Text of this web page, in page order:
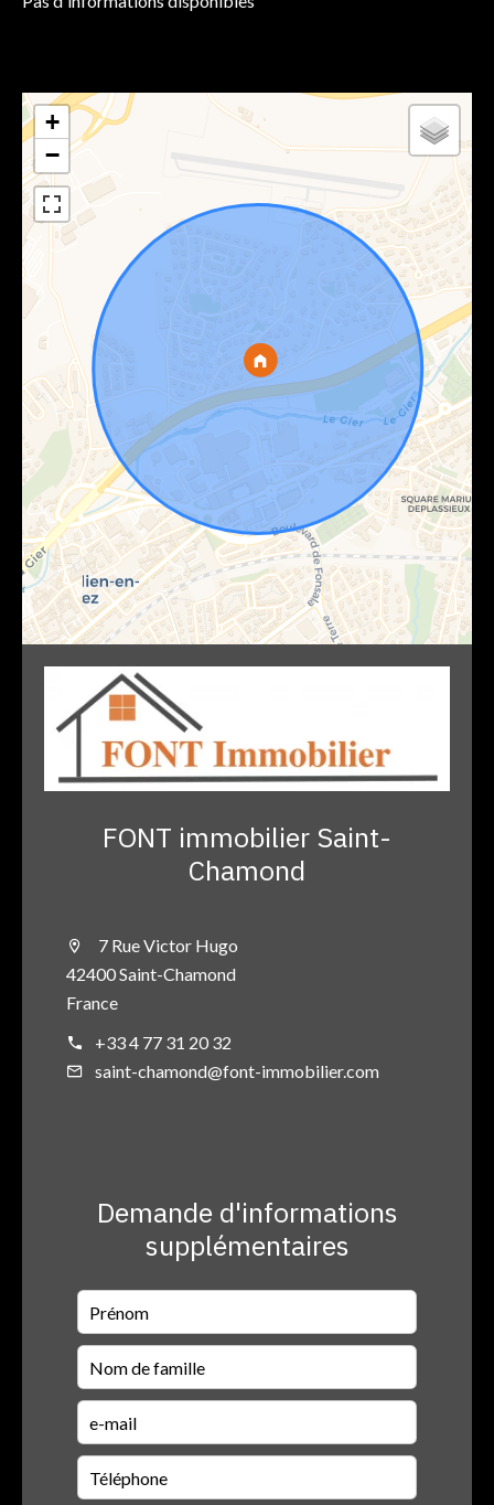
+
−
FONT immobilier Saint-
Chamond
7 Rue Victor Hugo
42400 Saint-Chamond
France
+33 4 77 31 20 32
saint-chamond@font-immobilier.com
Demande d'informations
supplémentaires